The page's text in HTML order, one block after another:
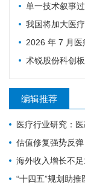
单一技术叙事过气？
我国将加大医疗
2026 年 7 月医疗信息化
术锐股份科创板IPO
编辑推荐
医疗行业研究：医
估值修复强势反
海外收入增长不足1%、
“十四五”规划助